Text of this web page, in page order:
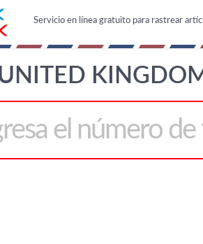
Servicio en línea gratuito para rastrear